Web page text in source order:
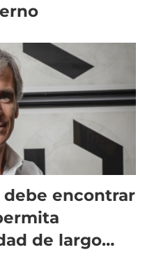
encontrar
de largo